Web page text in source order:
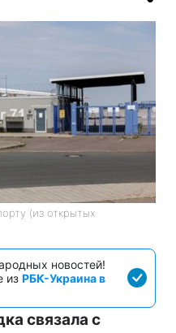
(из открытых
новостей!
из РБК-Украина в
связала с